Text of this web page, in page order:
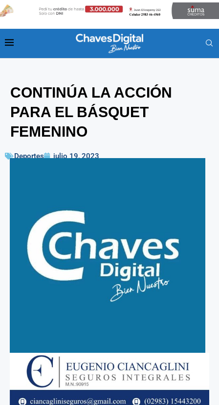
CONTINÚA LA ACCIÓN
PARA EL BÁSQUET
FEMENINO
Deportes julio 19, 2023